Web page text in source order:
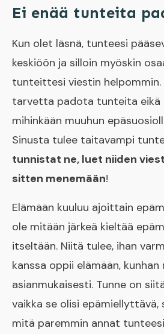
Ei enää tunteita
Kun olet läsnä, tunteesi
keskiöön ja silloin myöskin
tunteittesi viestin helpommin.
tarvetta padota tunteita eikä
mihinkään muuhun
Sinusta tulee taitavampi
tunnistat ne, luet niiden
sitten menemään!
Elämään kuuluu ajoittain
ole mitään järkeä kieltää
itseltään. Niitä tulee, ihan
kanssa oppii elämään, kunhan
asianmukaisesti. Tunne on
vaikka se olisi epämiellyttävä,
mitä paremmin annat